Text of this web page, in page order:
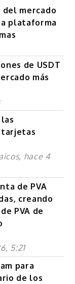
del mercado
plataforma
de USDT
más
tarjetas
hace 4
de PVA
creando
PVA de
5:21
para
de los